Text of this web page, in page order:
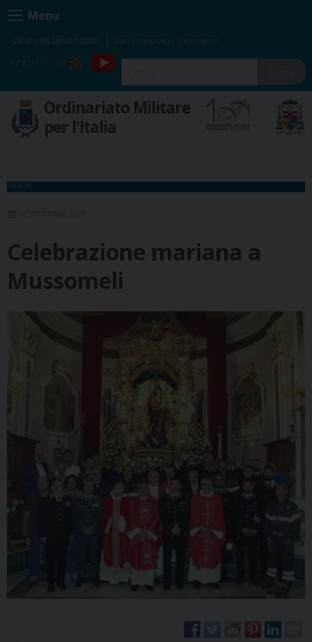
Skip
to
content
Menu
sabato 08 agosto 2026 San Domenico, sacerdote
RSS
YouTube
Ordinariato Militare
per l'Italia
SICILIA
18 SETTEMBRE 2023
Celebrazione mariana a
Mussomeli